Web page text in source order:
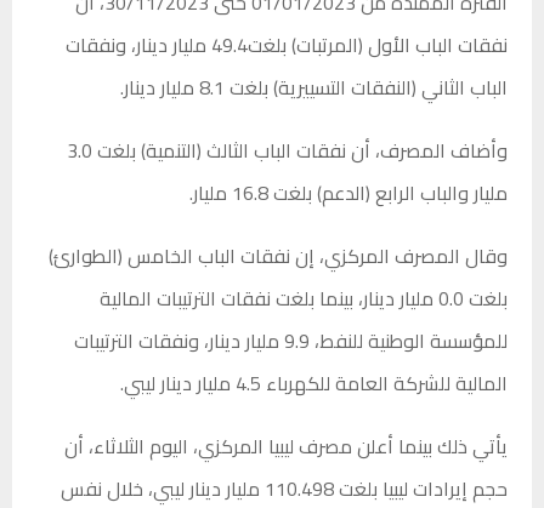
نفقات الباب الأول (المرتبات) بلغت49.4 مليار دينار، ونفقات
الباب الثاني (النفقات التسييرية) بلغت 8.1 مليار دينار.
وأضاف المصرف، أن نفقات الباب الثالث (التنمية) بلغت 3.0
مليار والباب الرابع (الدعم) بلغت 16.8 مليار.
وقال المصرف المركزي، إن نفقات الباب الخامس (الطوارئ)
بلغت 0.0 مليار دينار، بينما بلغت نفقات الترتيبات المالية
للمؤسسة الوطنية للنفط، 9.9 مليار دينار، ونفقات الترتيبات
المالية للشركة العامة للكهرباء 4.5 مليار دينار ليبي.
يأتي ذلك بينما أعلن مصرف ليبيا المركزي، اليوم الثلاثاء، أن
حجم إيرادات ليبيا بلغت 110.498 مليار دينار ليبي، خلال نفس